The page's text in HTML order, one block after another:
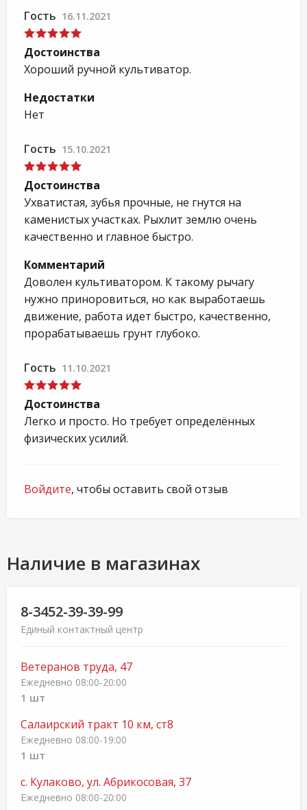
Гость 16.11.2021
Достоинства
Хороший ручной культиватор.
Недостатки
Нет
Гость 15.10.2021
Достоинства
Ухватистая, зубья прочные, не гнутся на
каменистых участках. Рыхлит землю очень
качественно и главное быстро.
Комментарий
Доволен культиватором. К такому рычагу
нужно приноровиться, но как выработаешь
движение, работа идет быстро, качественно,
прорабатываешь грунт глубоко.
Гость 11.10.2021
Достоинства
Легко и просто. Но требует определённых
физических усилий.
Войдите, чтобы оставить свой отзыв
Наличие в магазинах
8-3452-39-39-99
Единый контактный центр
Ветеранов труда, 47
Ежедневно 08:00-20:00
1 шт
Салаирский тракт 10 км, ст8
Ежедневно 08:00-19:00
1 шт
с. Кулаково, ул. Абрикосовая, 37
Ежедневно 08:00-20:00